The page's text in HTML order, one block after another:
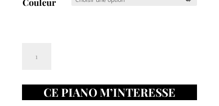
Couleur
Archambaud
PrestigeCE PIANO M’INTERESSE